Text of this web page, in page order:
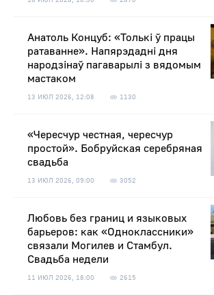
Анатоль Концуб: «Толькі ў працы
ратаванне». Напярэдадні дня
народзінаў пагаварылі з вядомым
мастаком
13 ИЮЛ 2026, 12:08 1130
«Чересчур честная, чересчур
простой». Бобруйская серебряная
свадьба
13 ИЮЛ 2026, 09:00 3052
Любовь без границ и языковых
барьеров: как «Одноклассники»
связали Могилев и Стамбул.
Свадьба недели
11 ИЮЛ 2026, 18:00 2615